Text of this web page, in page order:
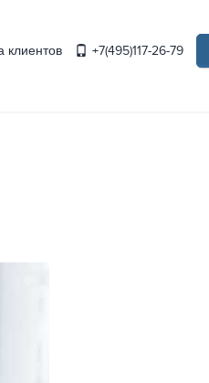
клиентов +7(495)117-26-79